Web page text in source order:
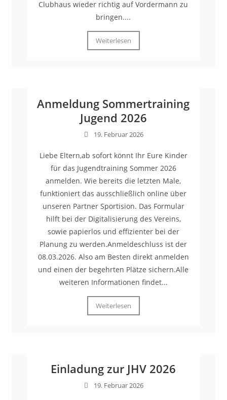
Clubhaus wieder richtig auf Vordermann zu
bringen....
Weiterlesen
Anmeldung Sommertraining
Jugend 2026
19. Februar 2026
Liebe Eltern,ab sofort könnt Ihr Eure Kinder
für das Jugendtraining Sommer 2026
anmelden. Wie bereits die letzten Male,
funktioniert das ausschließlich online über
unseren Partner Sportision. Das Formular
hilft bei der Digitalisierung des Vereins,
sowie papierlos und effizienter bei der
Planung zu werden.Anmeldeschluss ist der
08.03.2026. Also am Besten direkt anmelden
und einen der begehrten Plätze sichern.Alle
weiteren Informationen findet...
Weiterlesen
Einladung zur JHV 2026
19. Februar 2026